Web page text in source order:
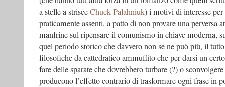
a stelle a strisceChuck Palahniuk) i motivi di interesse
praticamente assenti, a patto di non provare una perversa
manfrine sul ripensare il comunismo in chiave moderna,
quel periodo storico che davvero non se ne può più, il
filosofiche da cattedratico ammuffito che per darsi un
fare delle sparate che dovrebbero turbare (?) o
producono l’effetto contrario di trasformare ogni frase in